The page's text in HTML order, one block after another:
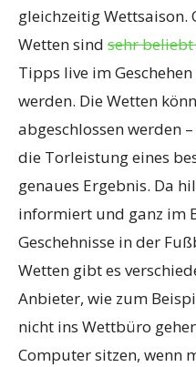
gleichzeitig Wettsaison.
Wetten sind sehr
Tipps live im
werden. Die Wetten
abgeschlossen werden
die Torleistung eines
genaues Ergebnis. Da
informiert und ganz im
Geschehnisse in der
Wetten gibt es
Anbieter, wie zum
nicht ins Wettbüro
Computer sitzen, wenn